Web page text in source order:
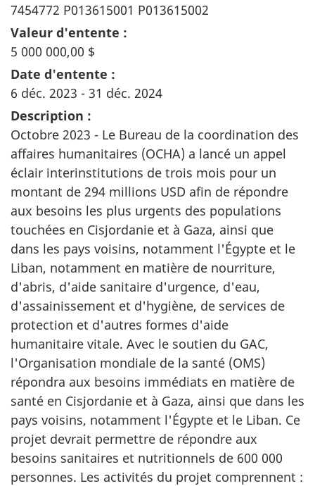
7454772 P013615001 P013615002
Valeur d'entente :
5 000 000,00 $
Date d'entente :
6 déc. 2023 - 31 déc. 2024
Description :
Octobre 2023 - Le Bureau de la coordination des
affaires humanitaires (OCHA) a lancé un appel
éclair interinstitutions de trois mois pour un
montant de 294 millions USD afin de répondre
aux besoins les plus urgents des populations
touchées en Cisjordanie et à Gaza, ainsi que
dans les pays voisins, notamment l'Égypte et le
Liban, notamment en matière de nourriture,
d'abris, d'aide sanitaire d'urgence, d'eau,
d'assainissement et d'hygiène, de services de
protection et d'autres formes d'aide
humanitaire vitale. Avec le soutien du GAC,
l'Organisation mondiale de la santé (OMS)
répondra aux besoins immédiats en matière de
santé en Cisjordanie et à Gaza, ainsi que dans les
pays voisins, notamment l'Égypte et le Liban. Ce
projet devrait permettre de répondre aux
besoins sanitaires et nutritionnels de 600 000
personnes. Les activités du projet comprennent :